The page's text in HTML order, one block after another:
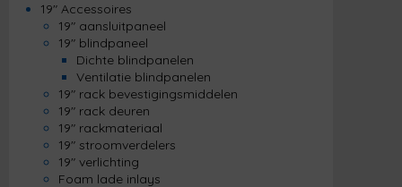
19" Accessoires
19" aansluitpaneel
19" blindpaneel
Dichte blindpanelen
Ventilatie blindpanelen
19" rack bevestigingsmiddelen
19" rack deuren
19" rackmateriaal
19" stroomverdelers
19" verlichting
Foam lade inlays